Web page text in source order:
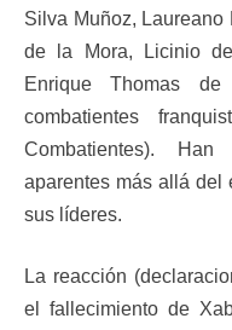
Silva Muñoz,
de la Mora, Licinio
Enrique Thomas
combatientes
Combatientes).
aparentes más allá
sus líderes.
La reacción
el fallecimiento de